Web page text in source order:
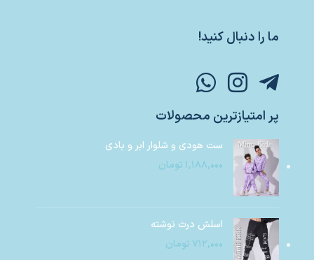
ما را دنبال کنید!
پر امتیازترین محصولات
ست هودی و شلوار ابر و بادی
۱,۱۸۸,۰۰۰ تومان
اسلش درث نوشته
۷۱۲,۰۰۰ تومان